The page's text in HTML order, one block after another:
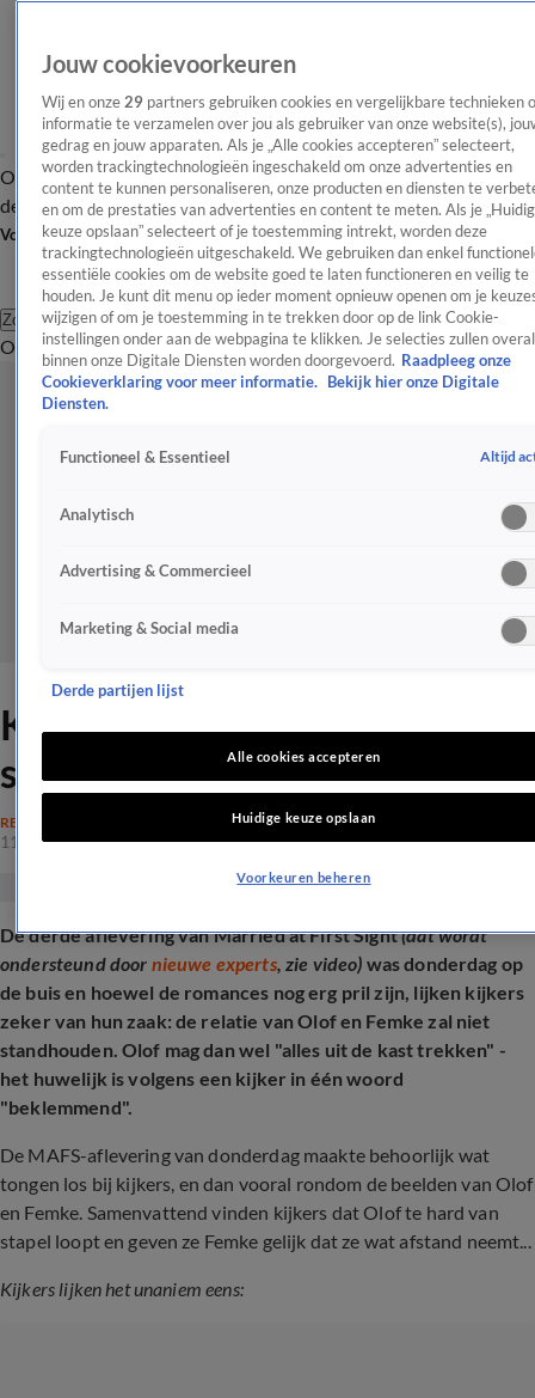
OverzichtAfleveringen Entertainment TV Algemeen
Tip
de redactieNieuwsbrief
Volg Shownieuws
Zoeken
OverzichtEntertainmentSpraakmakendRealityCrimeVideo's
Kijkers zien MAFS-huwelijk
snel stranden: 'Nu al spijt'
REALITY
11 apr 2025, 08:51
De derde aflevering van Married at First Sight(dat wordt
ondersteund door nieuwe experts, zie video) was donderdag op
de buis en hoewel de romances nog erg pril zijn, lijken kijkers
zeker van hun zaak: de relatie van Olof en Femke zal niet
standhouden. Olof mag dan wel "alles uit de kast trekken" -
het huwelijk is volgens een kijker in één woord
"beklemmend".
De MAFS-aflevering van donderdag maakte behoorlijk wat
tongen los bij kijkers, en dan vooral rondom de beelden van Olof
en Femke. Samenvattend vinden kijkers dat Olof te hard van
stapel loopt en geven ze Femke gelijk dat ze wat afstand neemt...
Kijkers lijken het unaniem eens:
Jouw cookievoorkeuren
Wij en onze 29 partners gebruiken cookies en vergelijkbare technieken
informatie te verzamelen over jou als gebruiker van onze website(s),
gedrag en jouw apparaten. Als je „Alle cookies accepteren” selecteert,
worden trackingtechnologieën ingeschakeld om onze advertenties en
content te kunnen personaliseren, onze producten en diensten te
en om de prestaties van advertenties en content te meten. Als je
keuze opslaan” selecteert of je toestemming intrekt, worden deze
trackingtechnologieën uitgeschakeld. We gebruiken dan enkel
essentiële cookies om de website goed te laten functioneren en veilig te
houden. Je kunt dit menu op ieder moment opnieuw openen om je
wijzigen of om je toestemming in te trekken door op de link Cookie-
instellingen onder aan de webpagina te klikken. Je selecties zullen overal
binnen onze Digitale Diensten worden doorgevoerd. Raadpleeg onze
Cookieverklaring voor meer informatie.
Bekijk hier onze Digitale
Diensten.
Functioneel & Essentieel Altijd
Analytisch
Advertising & Commercieel
Marketing & Social media
Derde partijen lijst
Alle cookies accepteren
Huidige keuze opslaan
Voorkeuren beheren